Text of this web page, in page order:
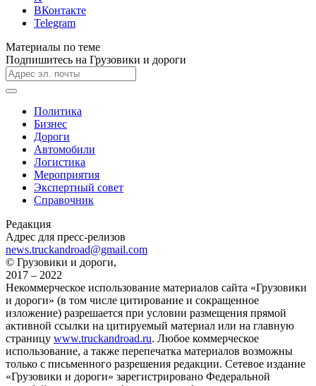
ВКонтакте
Telegram
Материалы по теме
Подпишитесь на Грузовики и дороги
Политика
Бизнес
Дороги
Автомобили
Логистика
Мероприятия
Экспертный совет
Справочник
Редакция
Адрес для пресс-релизов
news.truckandroad@gmail.com
© Грузовики и дороги,
2017 – 2022
Некоммерческое использование материалов сайта «Грузовики
и дороги» (в том числе цитирование и сокращенное
изложение) разрешается при условии размещения прямой
активной ссылки на цитируемый материал или на главную
страницу www.truckandroad.ru. Любое коммерческое
использование, а также перепечатка материалов возможны
только с письменного разрешения редакции. Сетевое издание
«Грузовики и дороги» зарегистрировано Федеральной